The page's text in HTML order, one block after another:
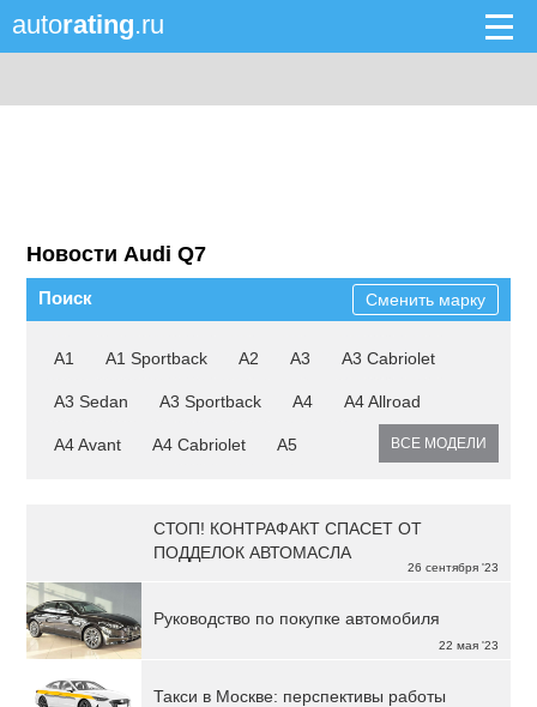
autorating.ru
Новости Audi Q7
Поиск Сменить марку
A1 A1 Sportback A2 A3 A3 Cabriolet
A3 Sedan A3 Sportback A4 A4 Allroad
A4 Avant A4 Cabriolet A5 ВСЕ МОДЕЛИ
26 сентября '23
СТОП! КОНТРАФАКТ СПАСЕТ ОТ
ПОДДЕЛОК АВТОМАСЛА
22 мая '23
Руководство по покупке автомобиля
Такси в Москве: перспективы работы